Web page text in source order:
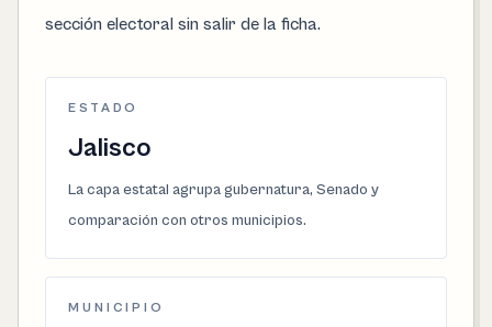
sección electoral sin salir de la ficha.
ESTADO
Jalisco
La capa estatal agrupa gubernatura, Senado y
comparación con otros municipios.
MUNICIPIO